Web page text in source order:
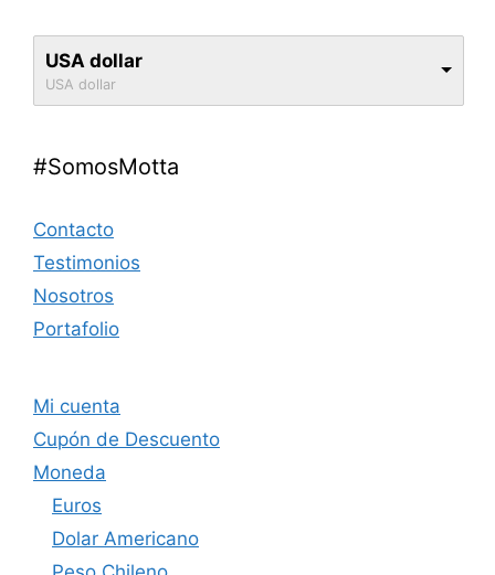
USA dollar
USA dollar
#SomosMotta
Contacto
Testimonios
Nosotros
Portafolio
Mi cuenta
Cupón de Descuento
Moneda
Euros
Dolar Americano